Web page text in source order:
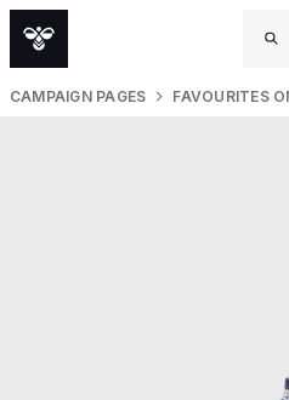
CAMPAIGN PAGES FAVOURITES